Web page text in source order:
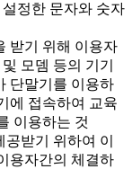
정한 문자와 숫자
받기 위해 이용자
모뎀 등의 기기
단말기를 이용하
에 접속하여 교육
이용하는 것
받기 위하여 이
용자간의 체결하